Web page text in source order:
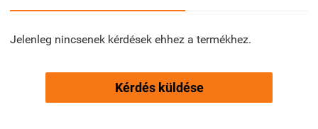
Jelenleg nincsenek kérdések ehhez a termékhez.
Kérdés küldése